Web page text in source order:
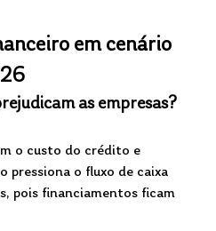
em cenário
as empresas?
o custo do crédito e
pressiona o fluxo de caixa
pois financiamentos ficam